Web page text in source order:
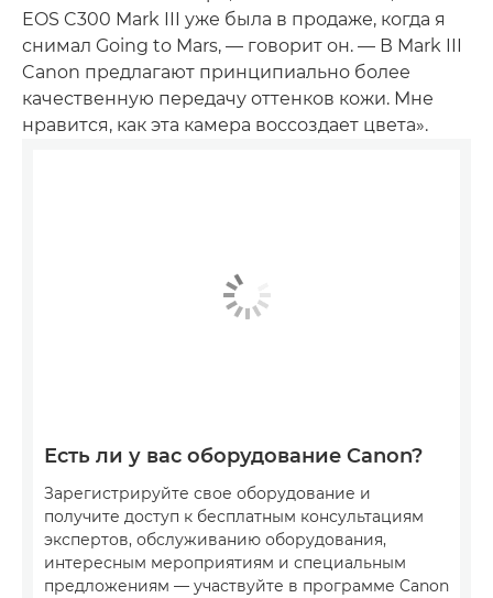
EOS C300 Mark III уже была в продаже, когда я
снимал Going to Mars, — говорит он. — В Mark III
Canon предлагают принципиально более
качественную передачу оттенков кожи. Мне
нравится, как эта камера воссоздает цвета».
Есть ли у вас оборудование Canon?
Зарегистрируйте свое оборудование и
получите доступ к бесплатным консультациям
экспертов, обслуживанию оборудования,
интересным мероприятиям и специальным
предложениям — участвуйте в программе Canon